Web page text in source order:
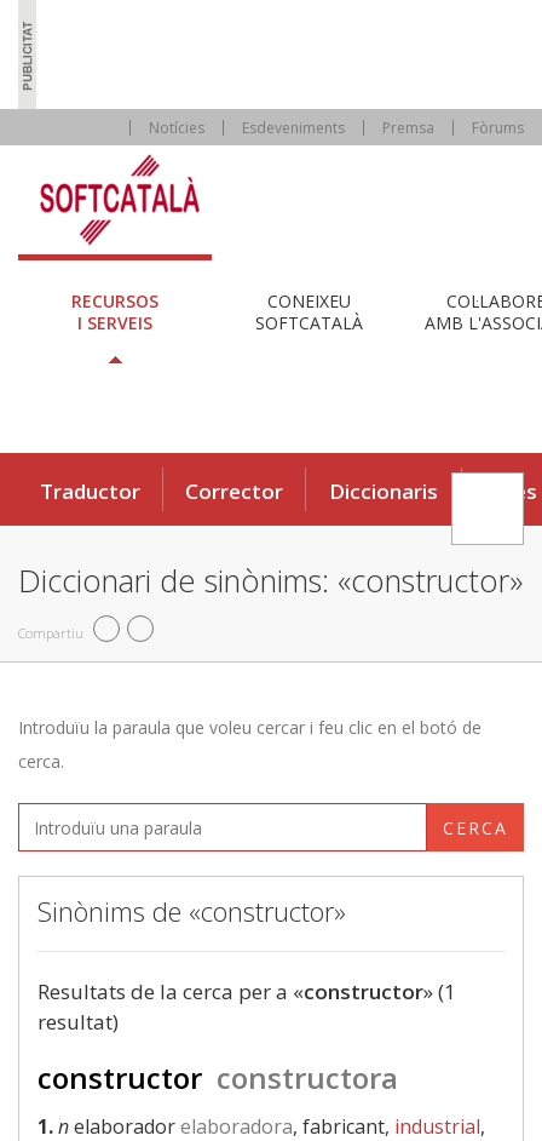
Notícies Esdeveniments Premsa Fòrums
RECURSOS
I SERVEIS
CONEIXEU
SOFTCATALÀ
AMB
Traductor Corrector Diccionaris Eines
Diccionari de sinònims: «constructor»
Compartiu
Introduïu la paraula que voleu cercar i feu clic en el botó de
cerca.
CERCA
Sinònims de «constructor»
Resultats de la cerca per a «constructor» (1
resultat)
constructor constructora
1.nelaboradorelaboradora, fabricant, industrial,